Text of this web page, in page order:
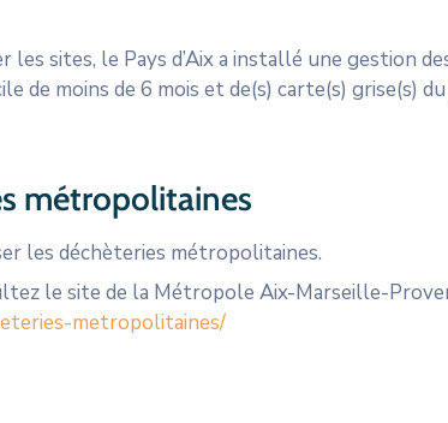
sites, le Pays d’Aix a installé une gestion
de moins de 6 mois et de(s) carte(s) grise(s)
métropolitaines
les déchèteries métropolitaines.
le site de la Métropole Aix-Marseille-
metropolitaines/